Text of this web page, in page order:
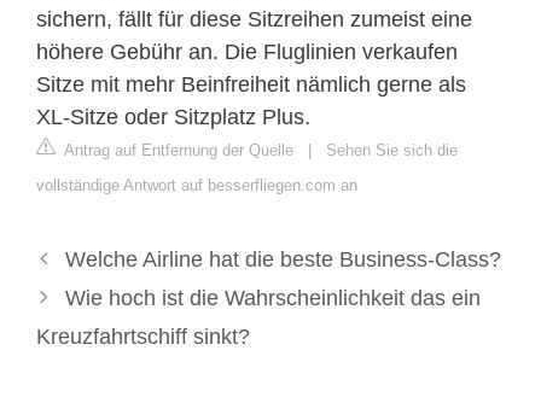
sichern, fällt für diese Sitzreihen zumeist eine
höhere Gebühr an. Die Fluglinien verkaufen
Sitze mit mehr Beinfreiheit nämlich gerne als
XL-Sitze oder Sitzplatz Plus.
Antrag auf Entfernung der Quelle | Sehen Sie sich die
vollständige Antwort auf besserfliegen.com an
Welche Airline hat die beste Business-Class?
Wie hoch ist die Wahrscheinlichkeit das ein
Kreuzfahrtschiff sinkt?